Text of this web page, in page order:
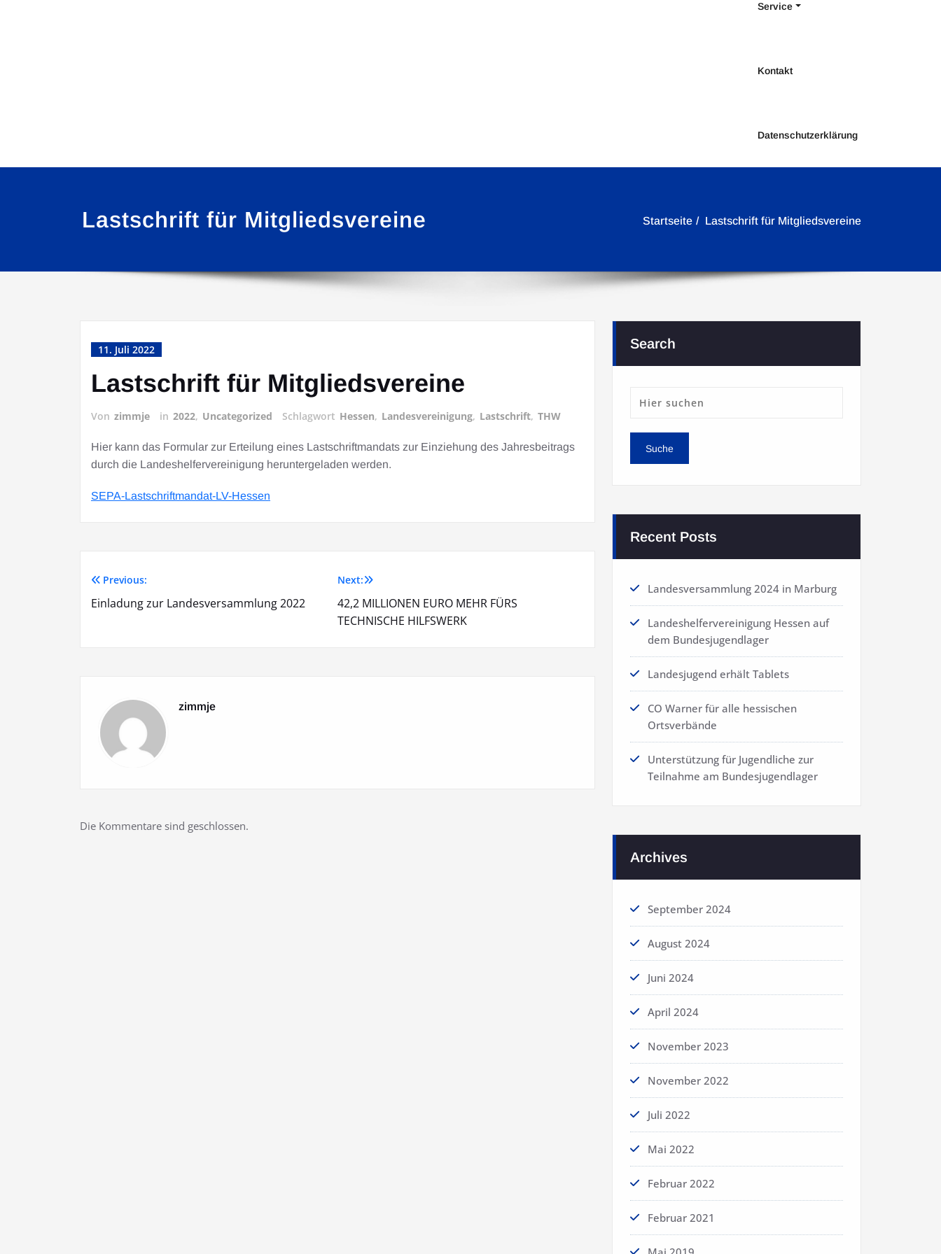
Service
Kontakt
Datenschutzerklärung
Lastschrift für Mitgliedsvereine Startseite Lastschrift für Mitgliedsvereine
11. Juli 2022
Lastschrift für Mitgliedsvereine
Von zimmje in 2022, Uncategorized Schlagwort Hessen, Landesvereinigung, Lastschrift, THW
Hier kann das Formular zur Erteilung eines Lastschriftmandats zur Einziehung des Jahresbeitrags
durch die Landeshelfervereinigung heruntergeladen werden.
SEPA-Lastschriftmandat-LV-Hessen
Beitrags-
Previous:
Einladung zur Landesversammlung 2022
Next:
42,2 MILLIONEN EURO MEHR FÜRS
TECHNISCHE HILFSWERK
zimmje
Die Kommentare sind geschlossen.
Search
Recent Posts
Landesversammlung 2024 in Marburg
Landeshelfervereinigung Hessen auf
dem Bundesjugendlager
Landesjugend erhält Tablets
CO Warner für alle hessischen
Ortsverbände
Unterstützung für Jugendliche zur
Teilnahme am Bundesjugendlager
Archives
September 2024
August 2024
Juni 2024
April 2024
November 2023
November 2022
Juli 2022
Mai 2022
Februar 2022
Februar 2021